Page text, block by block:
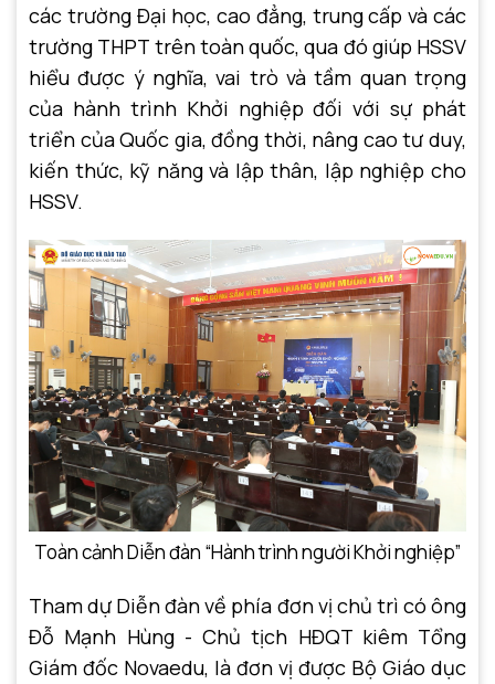
các trường Đại học, cao đẳng, trung cấp và các
trường THPT trên toàn quốc, qua đó giúp HSSV
hiểu được ý nghĩa, vai trò và tầm quan trọng
của hành trình Khởi nghiệp đối với sự phát
triển của Quốc gia, đồng thời, nâng cao tư duy,
kiến thức, kỹ năng và lập thân, lập nghiệp cho
HSSV.
Toàn cảnh Diễn đàn “Hành trình người Khởi nghiệp”
Tham dự Diễn đàn về phía đơn vị chủ trì có ông
Đỗ Mạnh Hùng - Chủ tịch HĐQT kiêm Tổng
Giám đốc Novaedu, là đơn vị được Bộ Giáo dục